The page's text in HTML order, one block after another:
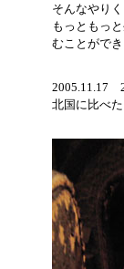
そんなやり
もっともっ
むことがで
2005.11.17
北国に比べ